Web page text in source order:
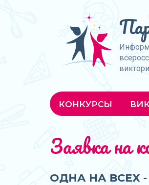
КОНКУРСЫ
Заявка на
ОДНА НА ВСЕХ